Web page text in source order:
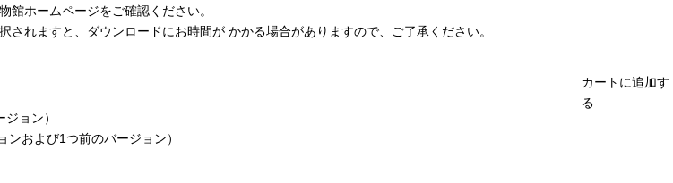
ホームページをご確認ください。
れますと、ダウンロードにお時間が かかる場合がありますので、ご了承ください。
ョン）
および1つ前のバージョン）
カートに追加す
る